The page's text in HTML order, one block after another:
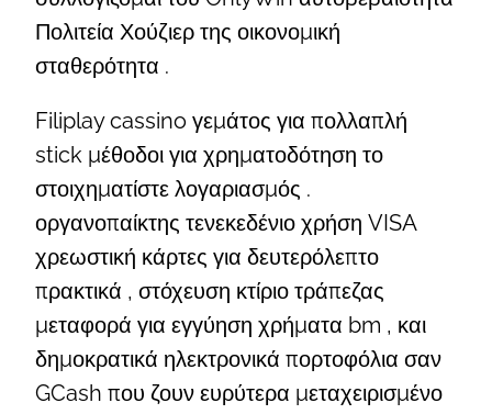
Πολιτεία Χούζιερ της οικονομική
σταθερότητα .
Filiplay cassino γεμάτος για πολλαπλή
stick μέθοδοι για χρηματοδότηση το
στοιχηματίστε λογαριασμός .
οργανοπαίκτης τενεκεδένιο χρήση VISA
χρεωστική κάρτες για δευτερόλεπτο
πρακτικά , στόχευση κτίριο τράπεζας
μεταφορά για εγγύηση χρήματα bm , και
δημοκρατικά ηλεκτρονικά πορτοφόλια σαν
GCash που ζουν ευρύτερα μεταχειρισμένο